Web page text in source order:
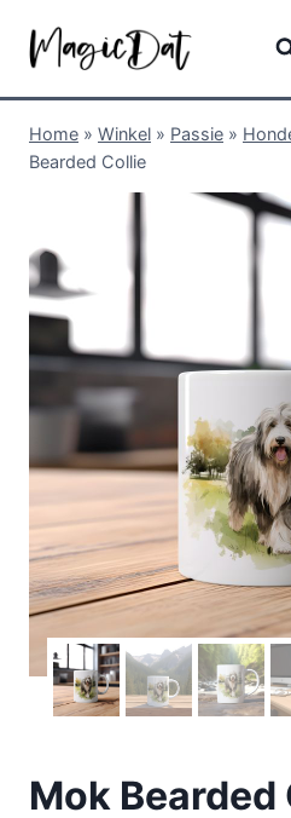
Home » Winkel » Passie »
Bearded Collie
Mok Bearded